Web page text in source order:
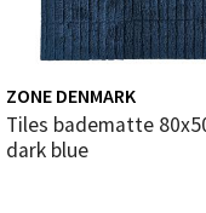
ZONE DENMARK
Tiles badematte 80x50 cm
dark blue